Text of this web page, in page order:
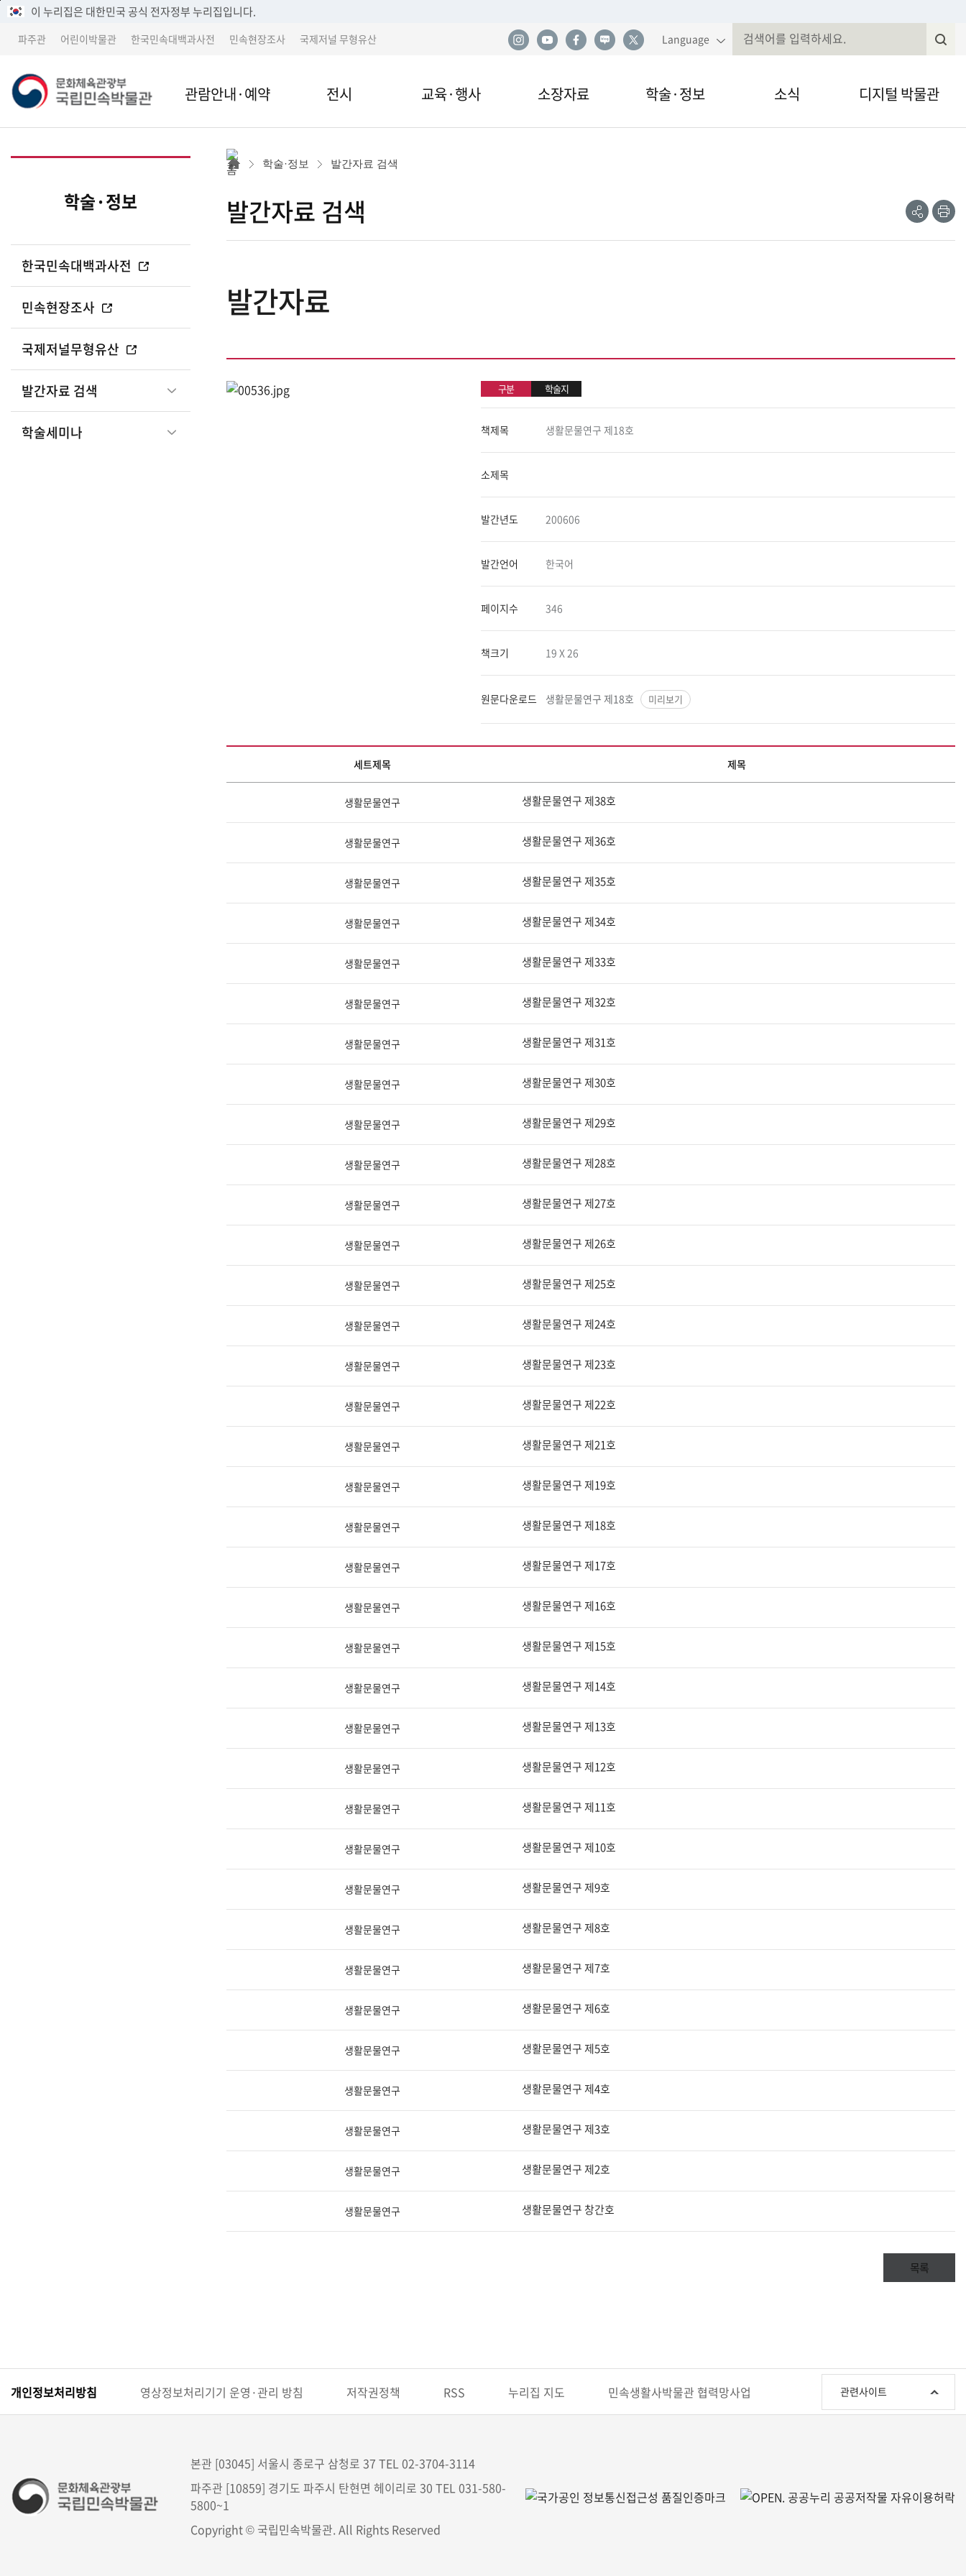
메본
이 누리집은 대한민국 공식 전자정부 누리집입니다.
파주관 어린이박물관 한국민속대백과사전 민속현장조사 국제저널 무형유산 Language
문
화
육
관람안내·예약
세종 이전 건립
전시 교육·행사 소장자료 학술·정보
산
소식 디지털 박물관
학술·정보
한국민속대백과사전
민속현장조사
국제저널무형유산
발간자료 검색
학술세미나
학술·정보 발간자료 검색
발간자료 검색
인
쇄
공
유
발간자료
구분 학술지
책제목 생활문물연구 제18호
소제목
발간년도 200606
발간언어 한국어
페이지수 346
책크기 19 X 26
원문다운로드 생활문물연구 제18호 미리보기
리
별
목
록
세트제목 제목
생활문물연구 생활문물연구 제38호
생활문물연구 생활문물연구 제36호
생활문물연구 생활문물연구 제35호
생활문물연구 생활문물연구 제34호
생활문물연구 생활문물연구 제33호
생활문물연구 생활문물연구 제32호
생활문물연구 생활문물연구 제31호
생활문물연구 생활문물연구 제30호
생활문물연구 생활문물연구 제29호
생활문물연구 생활문물연구 제28호
생활문물연구 생활문물연구 제27호
생활문물연구 생활문물연구 제26호
생활문물연구 생활문물연구 제25호
생활문물연구 생활문물연구 제24호
생활문물연구 생활문물연구 제23호
생활문물연구 생활문물연구 제22호
생활문물연구 생활문물연구 제21호
생활문물연구 생활문물연구 제19호
생활문물연구 생활문물연구 제18호
생활문물연구 생활문물연구 제17호
생활문물연구 생활문물연구 제16호
생활문물연구 생활문물연구 제15호
생활문물연구 생활문물연구 제14호
생활문물연구 생활문물연구 제13호
생활문물연구 생활문물연구 제12호
생활문물연구 생활문물연구 제11호
생활문물연구 생활문물연구 제10호
생활문물연구 생활문물연구 제9호
생활문물연구 생활문물연구 제8호
생활문물연구 생활문물연구 제7호
생활문물연구 생활문물연구 제6호
생활문물연구 생활문물연구 제5호
생활문물연구 생활문물연구 제4호
생활문물연구 생활문물연구 제3호
생활문물연구 생활문물연구 제2호
생활문물연구 생활문물연구 창간호
목록
개인정보처리방침 영상정보처리기기 운영·관리 방침 저작권정책 RSS 누리집 지도 민속생활사박물관 협력망사업
관
사
관련사이트
본관 [03045] 서울시 종로구 삼청로 37 TEL 02-3704-3114
파주관 [10859] 경기도 파주시 탄현면 헤이리로 30 TEL 031-580-
5800~1
Copyright © 국립민속박물관. All Rights Reserved